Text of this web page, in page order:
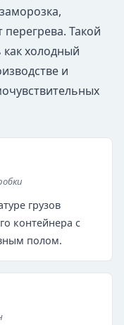
Такой
холодный
и
грузов
контейнера с
полом.